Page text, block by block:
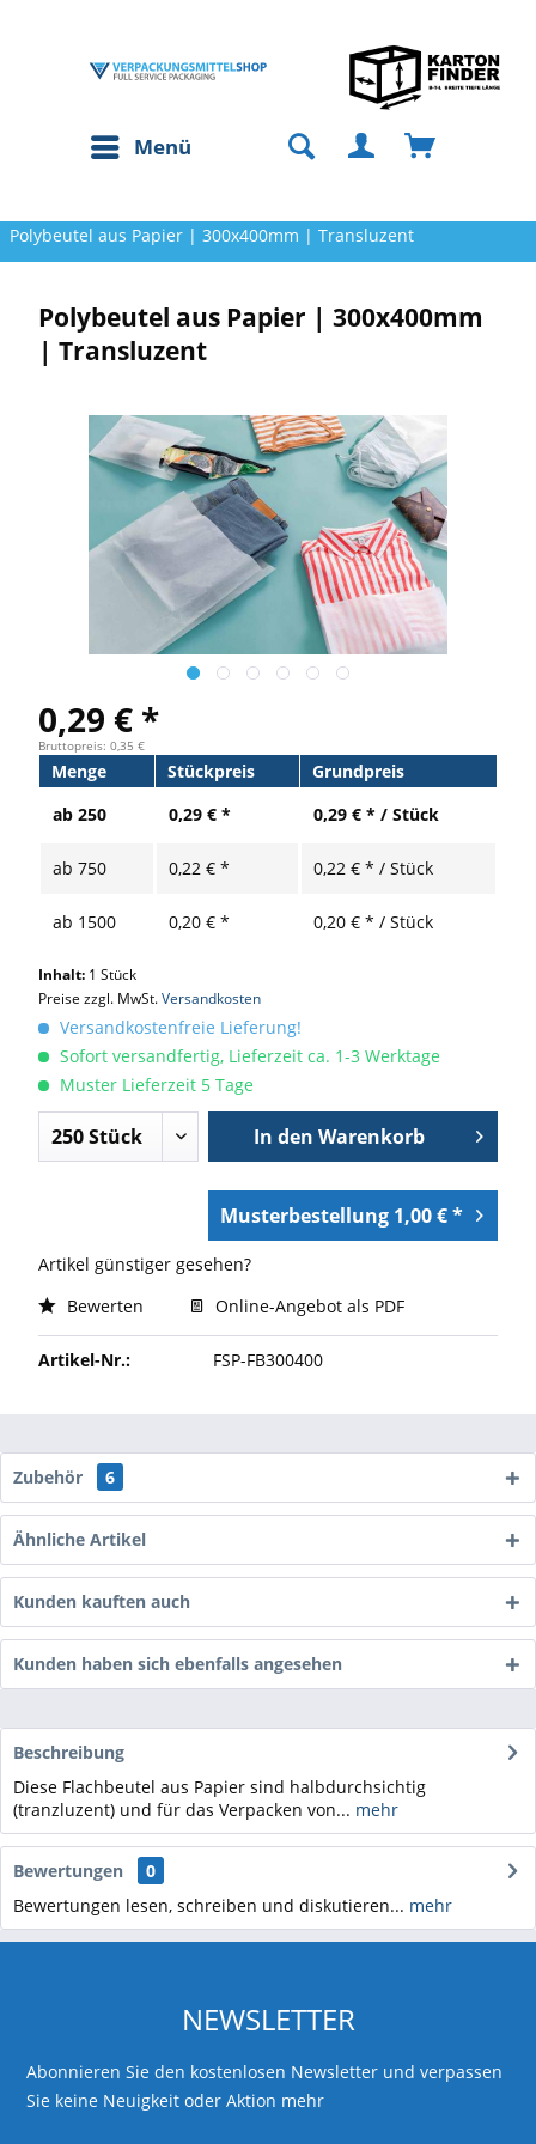
Menü
Polybeutel aus Papier | 300x400mm | Transluzent
Polybeutel aus Papier | 300x400mm
| Transluzent
0,29 € *
Bruttopreis: 0,35 €
Menge Stückpreis
Grundpreis
ab 250 0,29 € * 0,29 € * / Stück
ab 750 0,22 € * 0,22 € * / Stück
ab 1500 0,20 € * 0,20 € * / Stück
Inhalt: 1 Stück
Preise zzgl. MwSt.Versandkosten
Versandkostenfreie Lieferung!
Sofort versandfertig, Lieferzeit ca. 1-3 Werktage
Muster Lieferzeit 5 Tage
In den Warenkorb
Musterbestellung 1,00 € *
Artikel günstiger gesehen?
Bewerten
Online-Angebot als PDF
Artikel-Nr.: FSP-FB300400
Zubehör 6
Ähnliche Artikel
Kunden kauften auch
Kunden haben sich ebenfalls angesehen
Beschreibung
Diese Flachbeutel aus Papier sind halbdurchsichtig
(tranzluzent) und für das Verpacken von... mehr
Bewertungen
0
Bewertungen lesen, schreiben und diskutieren... mehr
NEWSLETTER
Abonnieren Sie den kostenlosen Newsletter und verpassen
Sie keine Neuigkeit oder Aktion mehr